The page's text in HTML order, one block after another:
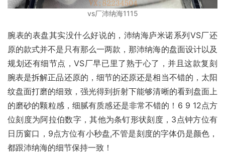
vs厂沛纳海1115
腕表的表盘其实没什么好说的，沛纳海庐米诺系列VS厂还
原的款式并不是只有那么一两款，那沛纳海的盘面设计以及
规划还有细节点，VS厂早已里了熟于心了，并且这款复刻
腕表是拆解正品还原的，细节的还原还是相当不错的，太阳
纹盘面打磨的细致，强光得到折射下能够清晰的看到盘面上
的磨砂的颗粒感，细腻有质感还是非常不错的！6 9 12点方
位刻度为阿拉伯数字，其他为条钉形状刻度，3点钟方位有
日历窗口，9点方位有小秒盘,不管是刻度的字体仍是颜色，
都跟沛纳海的细节保持一致！